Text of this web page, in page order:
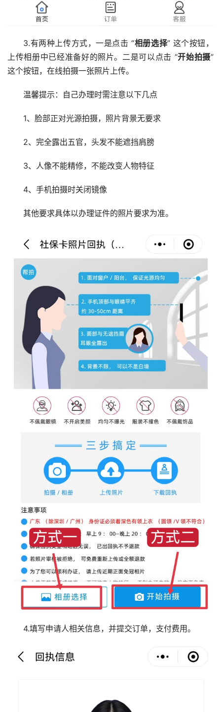
3.有两种上传方式，一是点击 “相册选择” 这个按钮，
上传相册中已经准备好的照片。二是可以点击 “开始拍摄”
这个按钮，在线拍摄一张照片上传。
温馨提示：自己办理时需注意以下几点
1、脸部正对光源拍摄，照片背景无要求
2、完全露出五官，头发不能遮挡肩膀
3、人像不能精修，不能改变人物特征
4、手机拍摄时关闭镜像
其他要求具体以办理证件的照片要求为准。
4.填写申请人相关信息，并提交订单，支付费用。